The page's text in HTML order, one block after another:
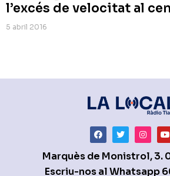
l’excés de velocitat al
5 abril 2016
Marquès de Monistrol, 3.
Escriu-nos al Whatsapp